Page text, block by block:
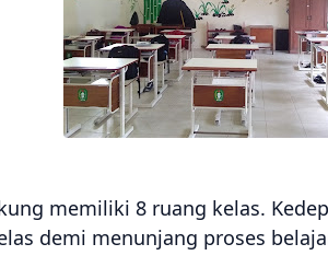
memiliki 8 ruang kelas.
demi menunjang proses